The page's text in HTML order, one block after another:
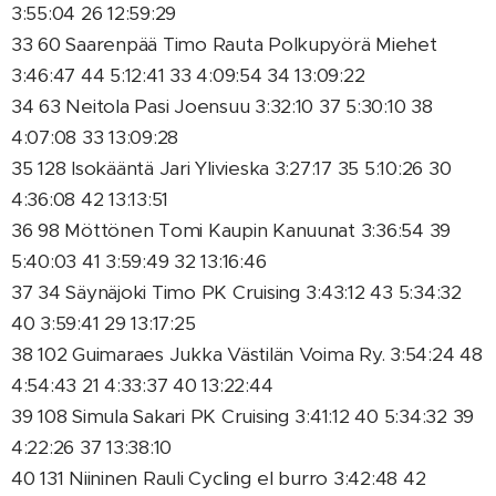
3:55:04 26 12:59:29
33 60 Saarenpää Timo Rauta Polkupyörä Miehet
3:46:47 44 5:12:41 33 4:09:54 34 13:09:22
34 63 Neitola Pasi Joensuu 3:32:10 37 5:30:10 38
4:07:08 33 13:09:28
35 128 Isokääntä Jari Ylivieska 3:27:17 35 5:10:26 30
4:36:08 42 13:13:51
36 98 Möttönen Tomi Kaupin Kanuunat 3:36:54 39
5:40:03 41 3:59:49 32 13:16:46
37 34 Säynäjoki Timo PK Cruising 3:43:12 43 5:34:32
40 3:59:41 29 13:17:25
38 102 Guimaraes Jukka Västilän Voima Ry. 3:54:24 48
4:54:43 21 4:33:37 40 13:22:44
39 108 Simula Sakari PK Cruising 3:41:12 40 5:34:32 39
4:22:26 37 13:38:10
40 131 Niininen Rauli Cycling el burro 3:42:48 42